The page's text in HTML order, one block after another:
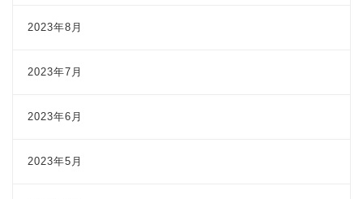
2023年8月
2023年7月
2023年6月
2023年5月